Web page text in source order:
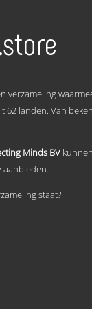
verzameling
62 landen. Van
Minds BV
aanbieden.
staat?